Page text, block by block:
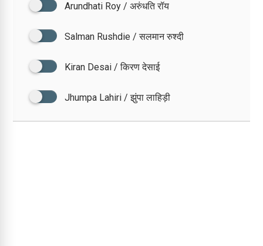
Arundhati Roy / अरुंधति रॉय
Salman Rushdie / सलमान रुश्दी
Kiran Desai / किरण देसाई
Jhumpa Lahiri / झुंपा लाहिड़ी